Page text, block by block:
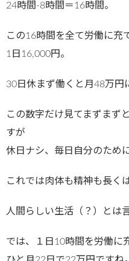
24時間-8時間＝16時間。
この16時間を全て労働に充
1日16,000円。
30日休まず働くと月48万円
この数字だけ見てまずまず
すが
休日ナシ、毎日自分のため
これでは肉体も精神も長く
人間らしい生活（？）とは
では、１日10時間を労働に